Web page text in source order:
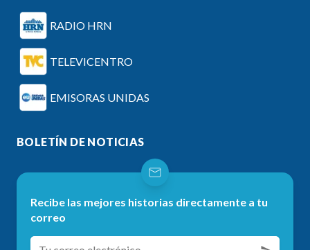
RADIO HRN
TELEVICENTRO
EMISORAS UNIDAS
BOLETÍN DE NOTICIAS
Recibe las mejores historias directamente a tu
correo